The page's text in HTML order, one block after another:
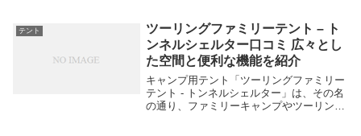
ックキャンプ - ヘキサタープ」の口コミや
評判...
テント
ツーリングファミリーテント – ト
ンネルシェルター口コミ 広々とし
た空間と便利な機能を紹介
キャンプ用テント「ツーリングファミリー
テント - トンネルシェルター」は、その名
の通り、ファミリーキャンプやツーリング